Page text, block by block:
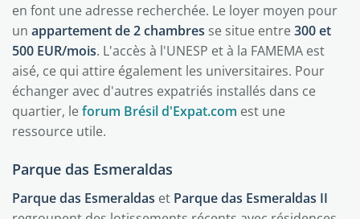
en font une adresse recherchée. Le loyer moyen pour
un appartement de 2 chambres se situe entre300 et
500 EUR/mois. L'accès à l'UNESP et à la FAMEMA est
aisé, ce qui attire également les universitaires. Pour
échanger avec d'autres expatriés installés dans ce
quartier, leforum Brésil d'Expat.com est une
ressource utile.
Parque das Esmeraldas
Parque das Esmeraldas et Parque das Esmeraldas II